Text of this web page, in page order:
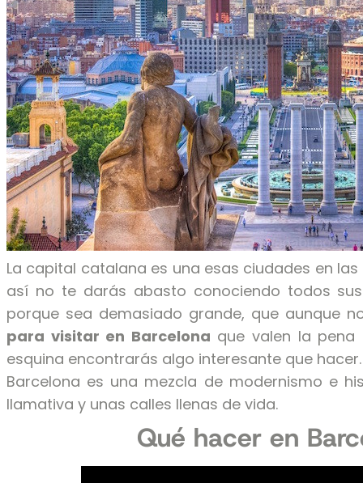
La capital catalana es una esas ciudades en
así no te darás abasto conociendo todos
porque sea demasiado grande, que aunque
para visitar en Barcelona que valen la pena
esquina encontrarás algo interesante que hacer.
Barcelona es una mezcla de modernismo e
llamativa y unas calles llenas de vida.
Qué hacer en